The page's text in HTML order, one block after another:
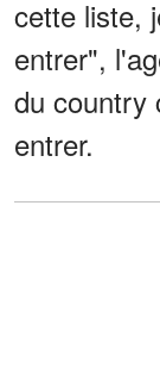
cette liste,
entrer",
du country
entrer.